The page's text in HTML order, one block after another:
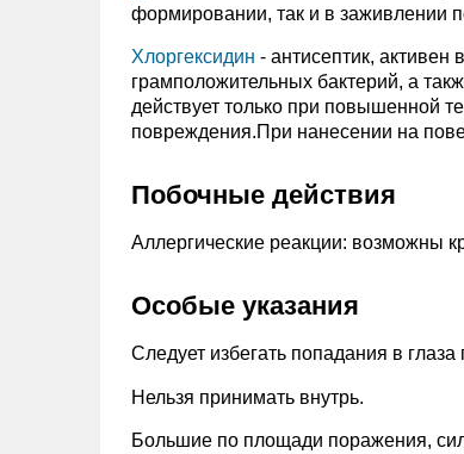
формировании, так и в заживлении
Хлоргексидин - антисептик,
грамположительных бактерий, а
действует только при повышенной
повреждения.При нанесении на
Побочные действия
Аллергические реакции: возможны
Особые указания
Следует избегать попадания в
Нельзя принимать внутрь.
Большие по площади поражения,